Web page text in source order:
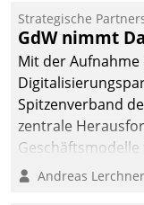
kommunale
gemeinsam mit
Teilprozess der
Strategische
GdW nimmt
Mit der
Spitzenverband
zentrale
entwickeln.
Andreas Lerchner